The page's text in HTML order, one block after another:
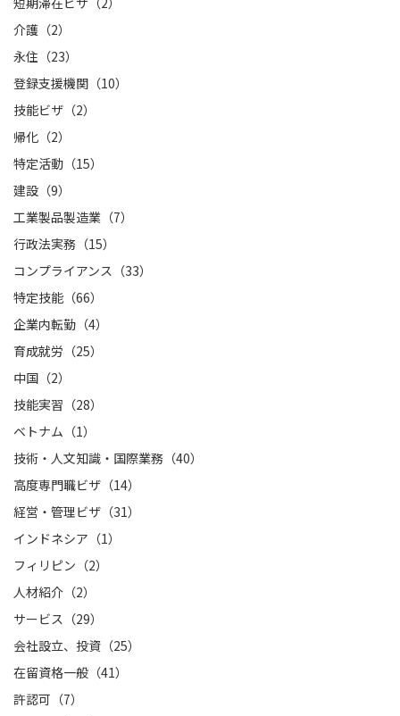
介護（2）
永住（23）
登録支援機関（10）
技能ビザ（2）
帰化（2）
特定活動（15）
建設（9）
工業製品製造業（7）
行政法実務（15）
コンプライアンス（33）
特定技能（66）
企業内転勤（4）
育成就労（25）
中国（2）
技能実習（28）
ベトナム（1）
技術・人文知識・国際業務（40）
高度専門職ビザ（14）
経営・管理ビザ（31）
インドネシア（1）
フィリピン（2）
人材紹介（2）
サービス（29）
会社設立、投資（25）
在留資格一般（41）
許認可（7）